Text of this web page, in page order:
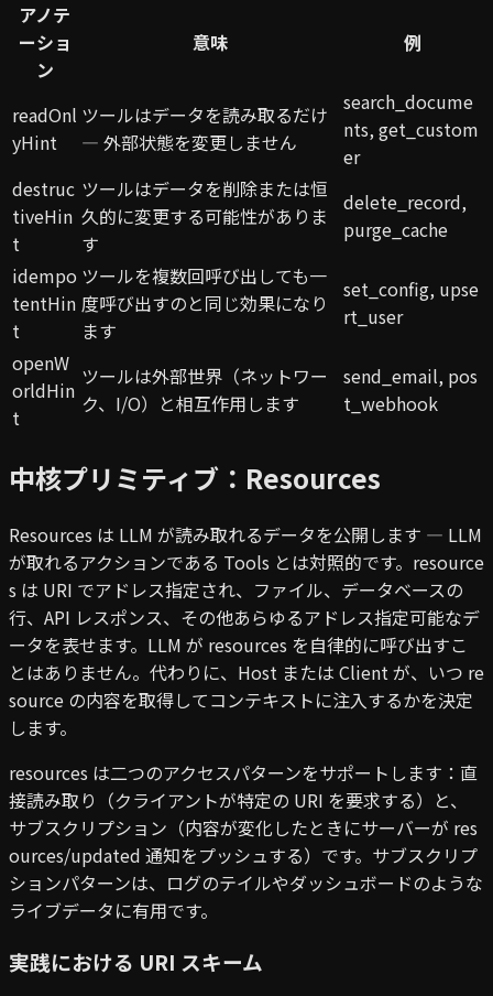
アノテ
ーショ
ン
意味 例
readOnl
yHint
ツールはデータを読み取るだけ
— 外部状態を変更しません
search_docume
nts, get_custom
er
destruc
tiveHin
t
ツールはデータを削除または恒
久的に変更する可能性がありま
す
delete_record,
purge_cache
idempo
tentHin
t
ツールを複数回呼び出しても一
度呼び出すのと同じ効果になり
ます
set_config, upse
rt_user
openW
orldHin
t
ツールは外部世界（ネットワー
ク、I/O）と相互作用します
send_email, pos
t_webhook
中核プリミティブ：Resources
Resources は LLM が読み取れるデータを公開します — LLM
が取れるアクションである Tools とは対照的です。resource
s は URI でアドレス指定され、ファイル、データベースの
行、API レスポンス、その他あらゆるアドレス指定可能なデ
ータを表せます。LLM が resources を自律的に呼び出すこ
とはありません。代わりに、Host または Client が、いつ re
source の内容を取得してコンテキストに注入するかを決定
します。
resources は二つのアクセスパターンをサポートします：直
接読み取り（クライアントが特定の URI を要求する）と、
サブスクリプション（内容が変化したときにサーバーが res
ources/updated 通知をプッシュする）です。サブスクリプ
ションパターンは、ログのテイルやダッシュボードのような
ライブデータに有用です。
実践における URI スキーム